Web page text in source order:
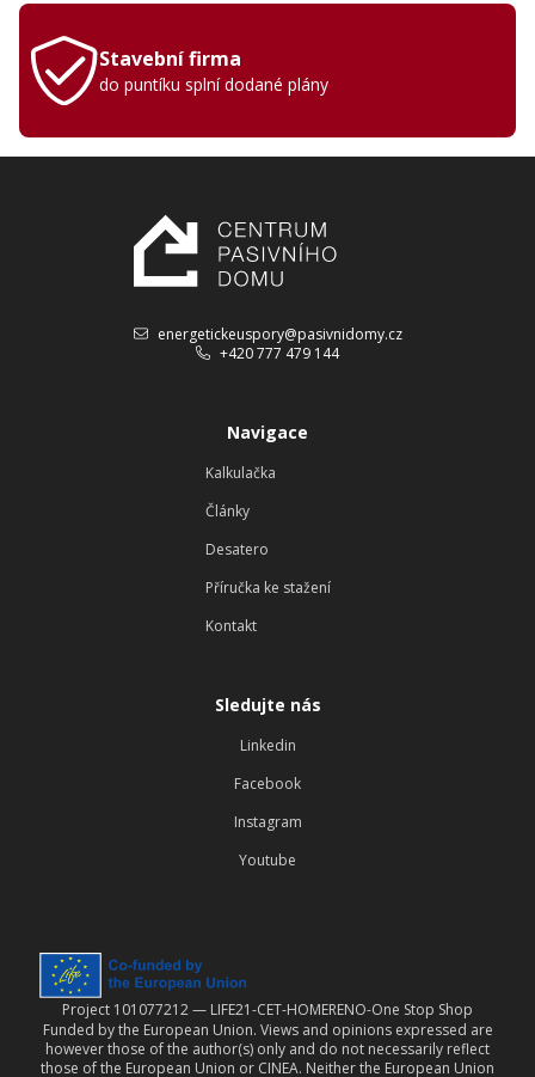
Stavební firma
do puntíku splní dodané plány
energetickeuspory@pasivnidomy.cz
+420 777 479 144
Navigace
Kalkulačka
Články
Desatero
Příručka ke stažení
Kontakt
Sledujte nás
Linkedin
Facebook
Instagram
Youtube
Project 101077212 — LIFE21-CET-HOMERENO-One Stop Shop
Funded by the European Union. Views and opinions expressed are
however those of the author(s) only and do not necessarily reflect
those of the European Union or CINEA. Neither the European Union